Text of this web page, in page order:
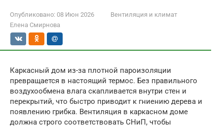
Опубликовано: 08 Июн 2026
Вентиляция и климат
Елена Смирнова
Каркасный дом из-за плотной пароизоляции
превращается в настоящий термос. Без правильного
воздухообмена влага скапливается внутри стен и
перекрытий, что быстро приводит к гниению дерева и
появлению грибка. Вентиляция в каркасном доме
должна строго соответствовать СНиП, чтобы